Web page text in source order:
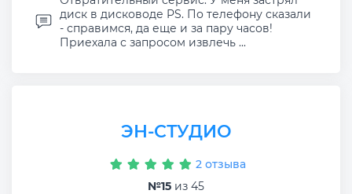
диск в дисководе PS. По телефону сказали
- справимся, да еще и за пару часов!
Приехала с запросом извлечь ...
ЭН-СТУДИО
2 отзыва
№15 из 45